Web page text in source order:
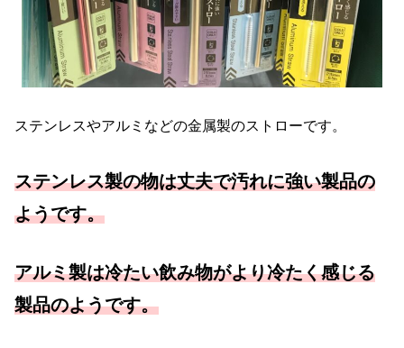
ステンレスやアルミなどの金属製のストローです。
ステンレス製の物は丈夫で汚れに強い製品の
ようです。
アルミ製は冷たい飲み物がより冷たく感じる
製品のようです。